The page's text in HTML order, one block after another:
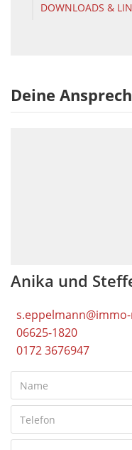
DOWNLOADS &
Deine
Anika und
06625-1820
0172 3676947